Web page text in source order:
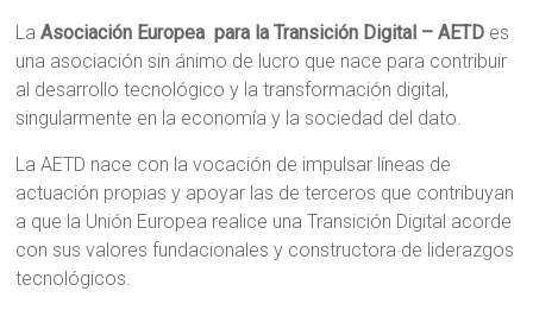
LaAsociación Europea para la Transición Digital – AETD es
una asociación sin ánimo de lucro que nace para contribuir
al desarrollo tecnológico y la transformación digital,
singularmente en la economía y la sociedad del dato.
La AETD nace con la vocación de impulsar líneas de
actuación propias y apoyar las de terceros que contribuyan
a que la Unión Europea realice una Transición Digital acorde
con sus valores fundacionales y constructora de liderazgos
tecnológicos.